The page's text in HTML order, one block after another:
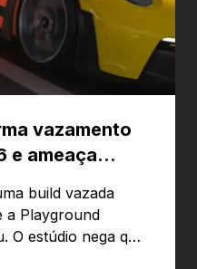
vazamento
e ameaça
build vazada
a Playground
O estúdio nega que